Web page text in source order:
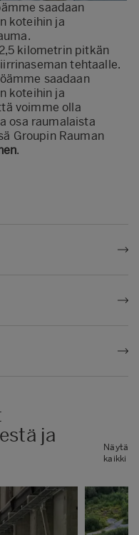
saadaan
koteihin ja
kilometrin pitkän
tehtaalle.
saadaan
koteihin ja
voimme olla
osa raumalaista
Groupin Rauman
.
ja
Näytä
kaikki